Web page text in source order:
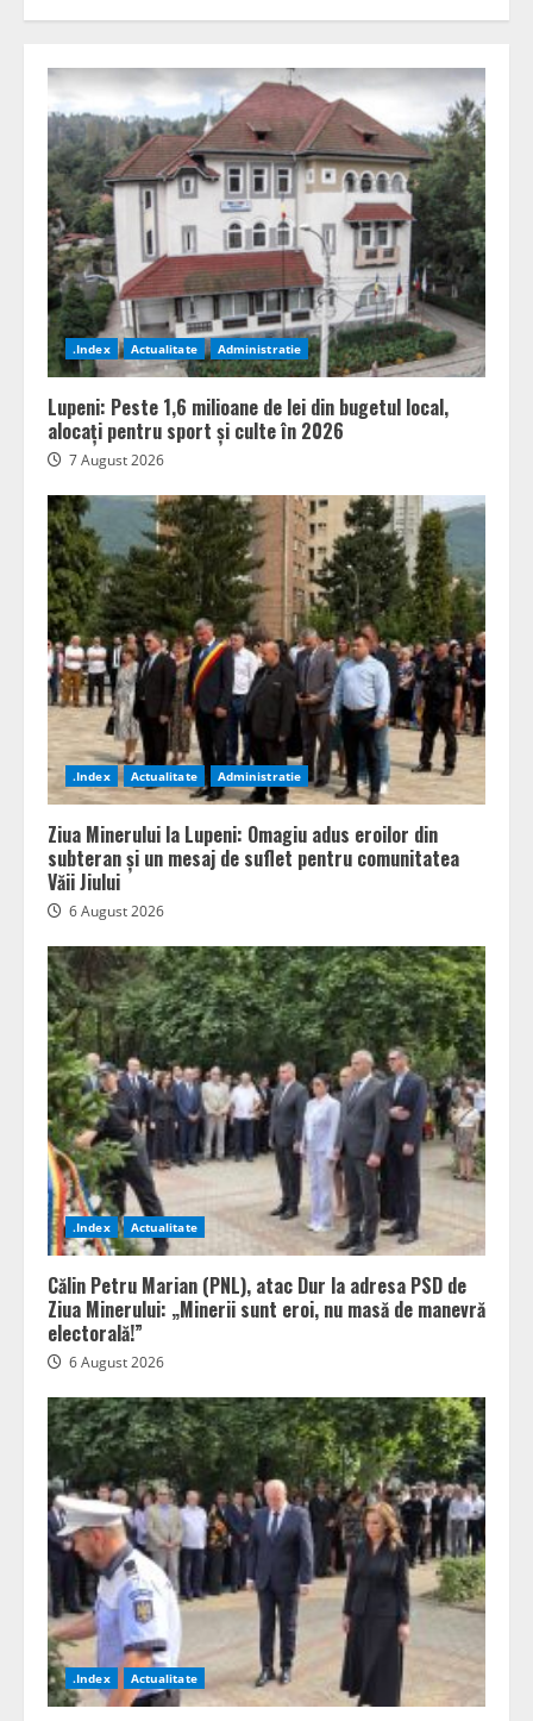
.Index Actualitate Administratie
Lupeni: Peste 1,6 milioane de lei din bugetul local,
alocați pentru sport și culte în 2026
7 August 2026
.Index Actualitate Administratie
Ziua Minerului la Lupeni: Omagiu adus eroilor din
subteran și un mesaj de suflet pentru comunitatea
Văii Jiului
6 August 2026
.Index Actualitate
Călin Petru Marian (PNL), atac Dur la adresa PSD de
Ziua Minerului: „Minerii sunt eroi, nu masă de manevră
electorală!”
6 August 2026
.Index Actualitate